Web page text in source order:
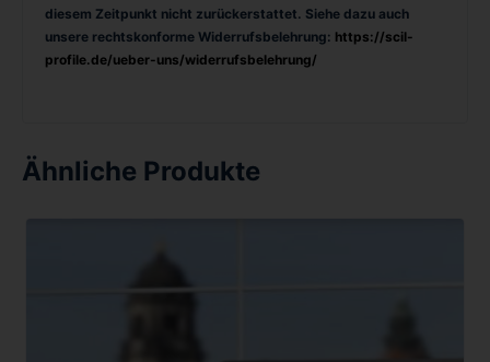
diesem Zeitpunkt nicht zurückerstattet. Siehe dazu auch
unsere rechtskonforme Widerrufsbelehrung: https://scil-
profile.de/ueber-uns/widerrufsbelehrung/
Ähnliche Produkte